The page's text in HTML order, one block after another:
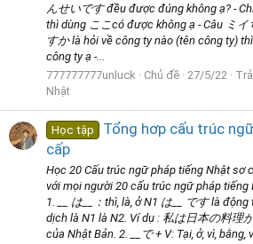
んせいです đều được đúng không ạ? -
thì dùng ここcó được không ạ - Câu ミ
すか là hỏi về công ty nào (tên công ty)
công ty ạ -...
777777777unluck
Chủ đề 27/5/22
Nhật
Học tập
Tổng hơp cấu trúc
cấp
Học 20 Cấu trúc ngữ pháp tiếng Nhật sơ
với mọi người 20 cấu trúc ngữ pháp
1. __ は__：thì, là, ở N1 は__ です là
dịch là N1 là N2. Ví dụ : 私は日本の料理
của Nhật Bản. 2. __で + V: Tại, ở, vì, bằng,